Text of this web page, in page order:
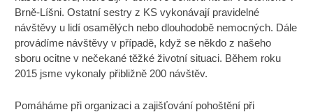
Brně-Líšni. Ostatní sestry z KS vykonávají pravidelné
návštěvy u lidí osamělých nebo dlouhodobě nemocných. Dále
provádíme návštěvy v případě, když se někdo z našeho
sboru ocitne v nečekané těžké životní situaci. Během roku
2015 jsme vykonaly přibližně 200 návštěv.
Pomáháme při organizaci a zajišťování pohoštění při